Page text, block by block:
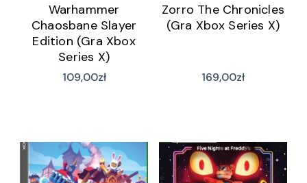
Warhammer
Chaosbane Slayer
Edition (Gra Xbox
Series X)
109,00zł
Zorro The Chronicles
(Gra Xbox Series X)
169,00zł